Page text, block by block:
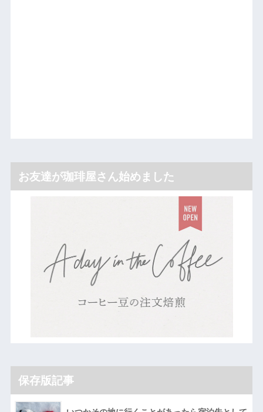
お友達が珈琲屋さん始めました
保存版記事